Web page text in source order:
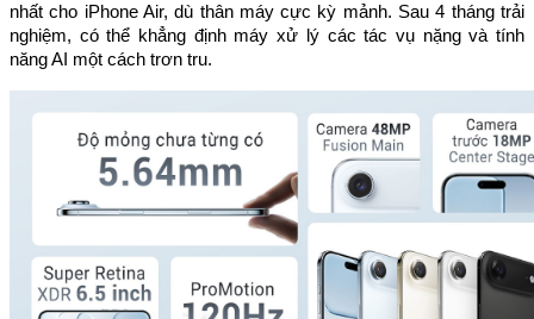
nhất cho iPhone Air, dù thân máy cực kỳ mảnh. Sau 4 tháng trải
nghiệm, có thể khẳng định máy xử lý các tác vụ nặng và tính
năng AI một cách trơn tru.